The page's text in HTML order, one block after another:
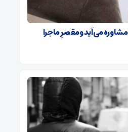
می‌آید و مقصرِ ماجرا